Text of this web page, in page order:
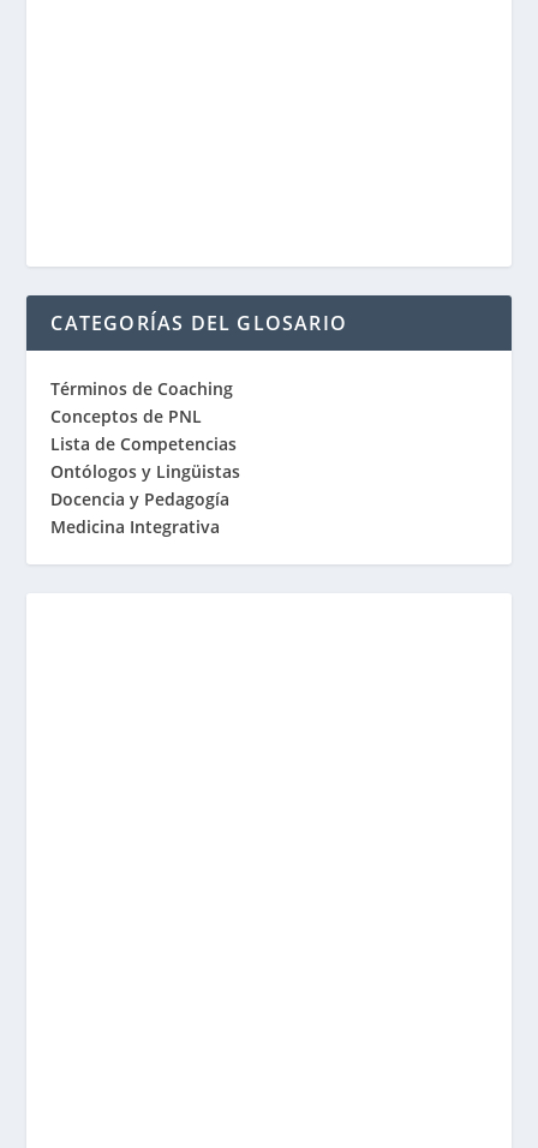
CATEGORÍAS DEL GLOSARIO
Términos de Coaching
Conceptos de PNL
Lista de Competencias
Ontólogos y Lingüistas
Docencia y Pedagogía
Medicina Integrativa